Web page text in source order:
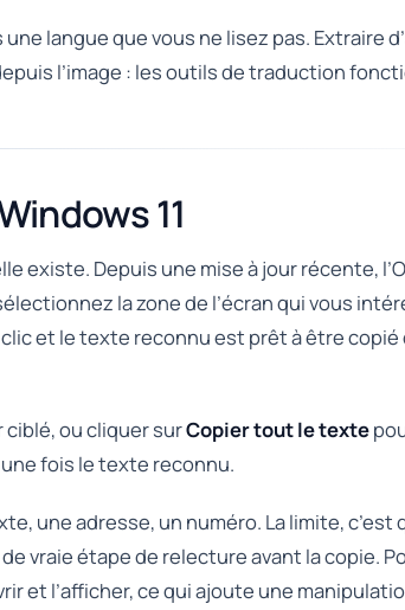
langue que vous ne lisez pas. Extraire
l’image : les outils de traduction
11
existe. Depuis une mise à jour récente,
la zone de l’écran qui vous
et le texte reconnu est prêt à être
ou cliquer surCopier tout le texte
fois le texte reconnu.
une adresse, un numéro. La limite, c’est
vraie étape de relecture avant la copie.
et l’afficher, ce qui ajoute une